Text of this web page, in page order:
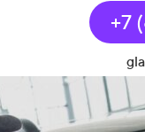
+7